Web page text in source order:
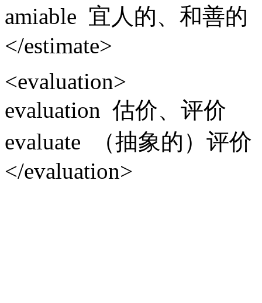
amiable 宜人的、和善的
</estimate>
<evaluation>
evaluation 估价、评价
evaluate （抽象的）评价
</evaluation>